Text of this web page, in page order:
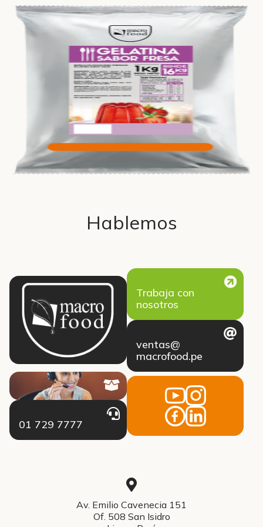
Hablemos
Trabaja con
nosotros
ventas@
macrofood.pe
01 729 7777
Av. Emilio Cavenecia 151
Of. 508 San Isidro